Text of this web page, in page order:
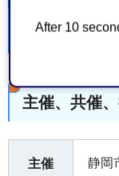
After 10
申込フォーム
主催、共催
主催 静岡